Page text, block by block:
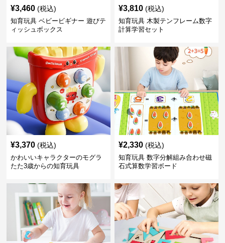
¥3,460 (税込)
知育玩具 ベビービギナー 遊びテ
ィッシュボックス
¥3,810 (税込)
知育玩具 木製テンフレーム数字
計算学習セット
¥3,370 (税込)
かわいいキャラクターのモグラ
たた3歳からの知育玩具
¥2,330 (税込)
知育玩具 数字分解組み合わせ磁
石式算数学習ボード